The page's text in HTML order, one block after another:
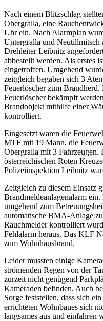
Nach einem Blitzschlag
Obergralla, eine
Uhr ein. Nach Alarmplan
Untergralla und Neutillmitsch
Drehleiter Leibnitz
abbestellt werden. Als erstes
eingetroffen. Umgehend
zeitgleich begaben sich 3
Feuerlöscher zum
Feuerlöscher bekämpft
Brandobjekt mithilfe einer
kontrolliert.
Eingesetzt waren die
MTF mit 19 Mann, die
Obergralla mit 3 Fahrzeugen.
österreichischen Roten
Polizeiinspektion Leibnitz
Zeitgleich zu diesem Einsatz
Brandmeldeanlagenalarm
umgehend zum
automatische BMA-Anlage
Rauchmelder kontrolliert
Fehlalarm heraus. Das KLF
zum Wohnhausbrand.
Leider mussten einige
strömenden Regen von der
zurzeit nicht genügend
Kameraden befinden. Auch
Sorge feststellen, dass sich
errichteten Wohnbaues sich
langsames aus und einfahren